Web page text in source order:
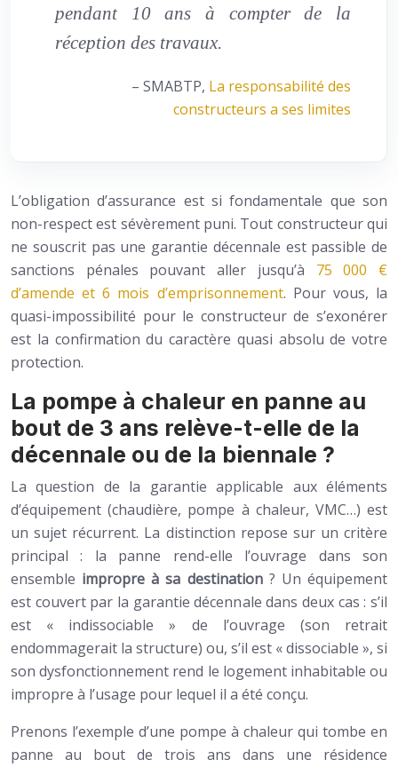
pendant 10 ans à compter de la
réception des travaux.
– SMABTP, La responsabilité des
constructeurs a ses limites
L’obligation d’assurance est si fondamentale que son
non-respect est sévèrement puni. Tout constructeur qui
ne souscrit pas une garantie décennale est passible de
sanctions pénales pouvant aller jusqu’à 75 000 €
d’amende et 6 mois d’emprisonnement. Pour vous, la
quasi-impossibilité pour le constructeur de s’exonérer
est la confirmation du caractère quasi absolu de votre
protection.
La pompe à chaleur en panne au
bout de 3 ans relève-t-elle de la
décennale ou de la biennale ?
La question de la garantie applicable aux éléments
d’équipement (chaudière, pompe à chaleur, VMC…) est
un sujet récurrent. La distinction repose sur un critère
principal : la panne rend-elle l’ouvrage dans son
ensemble impropre à sa destination? Un équipement
est couvert par la garantie décennale dans deux cas : s’il
est « indissociable » de l’ouvrage (son retrait
endommagerait la structure) ou, s’il est « dissociable », si
son dysfonctionnement rend le logement inhabitable ou
impropre à l’usage pour lequel il a été conçu.
Prenons l’exemple d’une pompe à chaleur qui tombe en
panne au bout de trois ans dans une résidence